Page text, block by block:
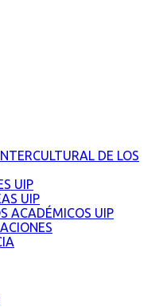
DE LOS
UIP
UIP
ACADÉMICOS UIP